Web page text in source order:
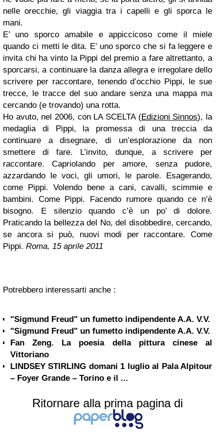
nelle orecchie, gli viaggia tra i capelli e gli sporca le
mani.
E’ uno sporco amabile e appiccicoso come il miele
quando ci metti le dita. E’ uno sporco che si fa leggere e
invita chi ha vinto la Pippi del premio a fare altrettanto, a
sporcarsi, a continuare la danza allegra e irregolare dello
scrivere per raccontare, tenendo d’occhio Pippi, le sue
trecce, le tracce del suo andare senza una mappa ma
cercando (e trovando) una rotta.
Ho avuto, nel 2006, con LA SCELTA (Edizioni Sinnos), la
medaglia di Pippi, la promessa di una treccia da
continuare a disegnare, di un’esplorazione da non
smettere di fare. L’invito, dunque, a scrivere per
raccontare. Capriolando per amore, senza pudore,
azzardando le voci, gli umori, le parole. Esagerando,
come Pippi. Volendo bene a cani, cavalli, scimmie e
bambini. Come Pippi. Facendo rumore quando ce n’è
bisogno. E silenzio quando c’è un po’ di dolore.
Praticando la bellezza del No, del disobbedire, cercando,
se ancora si può, nuovi modi per raccontare. Come
Pippi. Roma, 15 aprile 2011
Potrebbero interessarti anche :
"Sigmund Freud" un fumetto indipendente A.A. V.V.
"Sigmund Freud" un fumetto indipendente A.A. V.V.
Fan Zeng. La poesia della pittura cinese al
Vittoriano
LINDSEY STIRLING domani 1 luglio al Pala Alpitour
– Foyer Grande – Torino e il ...
Ritornare alla prima pagina di